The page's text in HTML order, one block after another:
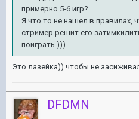
примерно 5-6 игр?
Я что то не нашел в правилах,
стример решит его
поиграть )))
Это лазейка)) чтобы не
DFDMN